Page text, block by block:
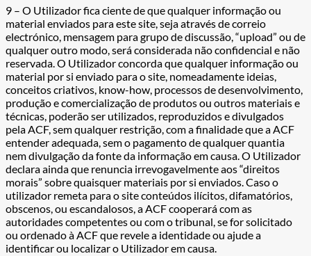
9 – O Utilizador fica ciente de que qualquer informação ou
material enviados para este site, seja através de correio
electrónico, mensagem para grupo de discussão, “upload” ou de
qualquer outro modo, será considerada não confidencial e não
reservada. O Utilizador concorda que qualquer informação ou
material por si enviado para o site, nomeadamente ideias,
conceitos criativos, know-how, processos de desenvolvimento,
produção e comercialização de produtos ou outros materiais e
técnicas, poderão ser utilizados, reproduzidos e divulgados
pela ACF, sem qualquer restrição, com a finalidade que a ACF
entender adequada, sem o pagamento de qualquer quantia
nem divulgação da fonte da informação em causa. O Utilizador
declara ainda que renuncia irrevogavelmente aos “direitos
morais” sobre quaisquer materiais por si enviados. Caso o
utilizador remeta para o site conteúdos ilícitos, difamatórios,
obscenos, ou escandalosos, a ACF cooperará com as
autoridades competentes ou com o tribunal, se for solicitado
ou ordenado à ACF que revele a identidade ou ajude a
identificar ou localizar o Utilizador em causa.